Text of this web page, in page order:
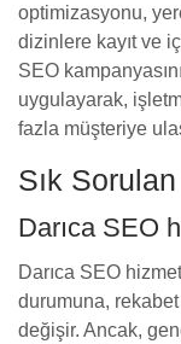
optimizasyonu,
dizinlere kayıt ve
SEO
uygulayarak,
fazla müşteriye
Sık
Darıca SEO
Darıca SEO
durumuna,
değişir. Ancak,